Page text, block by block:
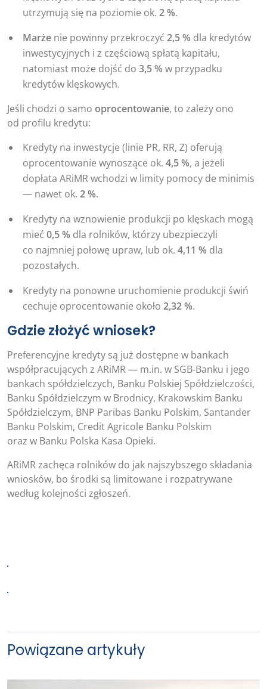
utrzymują się na poziomie ok. 2 %.
Marżenie powinny przekroczyć 2,5 % dla kredytów
inwestycyjnych i z częściową spłatą kapitału,
natomiast może dojść do 3,5 % w przypadku
kredytów klęskowych.
Jeśli chodzi o samo oprocentowanie, to zależy ono
od profilu kredytu:
Kredyty na inwestycje (linie PR, RR, Z) oferują
oprocentowanie wynoszące ok. 4,5 %, a jeżeli
dopłata ARiMR wchodzi w limity pomocy de minimis
— nawet ok. 2 %.
Kredyty na wznowienie produkcji po klęskach mogą
mieć 0,5 % dla rolników, którzy ubezpieczyli
co najmniej połowę upraw, lub ok. 4,11 % dla
pozostałych.
Kredyty na ponowne uruchomienie produkcji świń
cechuje oprocentowanie około 2,32 %.
Gdzie złożyć wniosek?
Preferencyjne kredyty są już dostępne w bankach
współpracujących z ARiMR — m.in. w SGB-Banku i jego
bankach spółdzielczych, Banku Polskiej Spółdzielczości,
Banku Spółdzielczym w Brodnicy, Krakowskim Banku
Spółdzielczym, BNP Paribas Banku Polskim, Santander
Banku Polskim, Credit Agricole Banku Polskim
oraz w Banku Polska Kasa Opieki.
ARiMR zachęca rolników do jak najszybszego składania
wniosków, bo środki są limitowane i rozpatrywane
według kolejności zgłoszeń.
Powiązane artykuły